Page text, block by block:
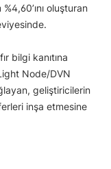
oluşturan
bilgi kanıtına
Node/DVN
geliştiricilerin
inşa etmesine